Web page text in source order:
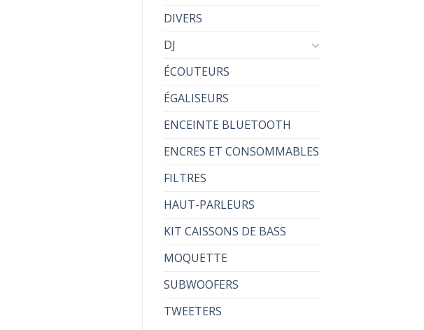
DIVERS
DJ
ÉCOUTEURS
ÉGALISEURS
ENCEINTE BLUETOOTH
ENCRES ET CONSOMMABLES
FILTRES
HAUT-PARLEURS
KIT CAISSONS DE BASS
MOQUETTE
SUBWOOFERS
TWEETERS